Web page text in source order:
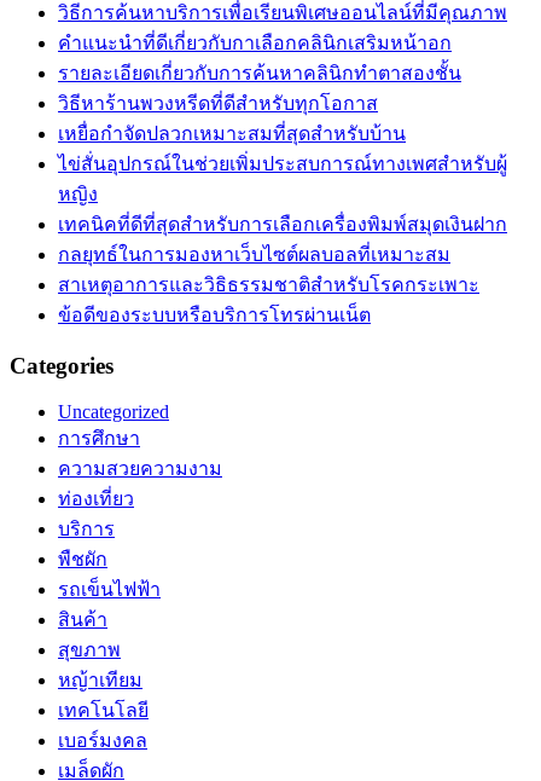
วิธีการค้นหาบริการเพื่อเรียนพิเศษออนไลน์ที่มีคุณภาพ
คำแนะนำที่ดีเกี่ยวกับกาเลือกคลินิกเสริมหน้าอก
รายละเอียดเกี่ยวกับการค้นหาคลินิกทำตาสองชั้น
วิธีหาร้านพวงหรีดที่ดีสำหรับทุกโอกาส
เหยื่อกำจัดปลวกเหมาะสมที่สุดสำหรับบ้าน
ไข่สั่นอุปกรณ์ในช่วยเพิ่มประสบการณ์ทางเพศสำหรับผู้
หญิง
เทคนิคที่ดีที่สุดสำหรับการเลือกเครื่องพิมพ์สมุดเงินฝาก
กลยุทธ์ในการมองหาเว็บไซต์ผลบอลที่เหมาะสม
สาเหตุอาการและวิธิธรรมชาติสำหรับโรคกระเพาะ
ข้อดีของระบบหรือบริการโทรผ่านเน็ต
Categories
Uncategorized
การศึกษา
ความสวยความงาม
ท่องเที่ยว
บริการ
พืชผัก
รถเข็นไฟฟ้า
สินค้า
สุขภาพ
หญ้าเทียม
เทคโนโลยี
เบอร์มงคล
เมล็ดผัก